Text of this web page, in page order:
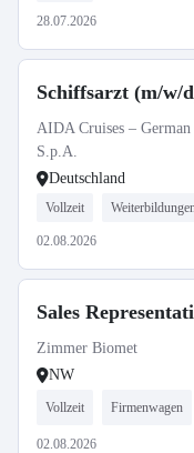
28.07.2026
Schiffsarzt (m/w/
AIDA Cruises –
S.p.A.
Deutschland
Vollzeit
02.08.2026
Sales
Zimmer Biomet
NW
Vollzeit Firmenwagen
02.08.2026